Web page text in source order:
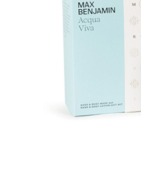
Ashleigh & Burwood
Bridgewater Candle
Horomia Wasparfum